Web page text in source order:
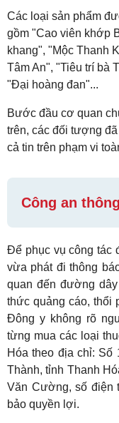
Các loại sản phẩm
gồm "Cao viên khớp
khang", "Mộc Thanh
Tâm An", "Tiêu trí bà
"Đại hoàng đan"...
Bước đầu cơ quan
trên, các đối tượng
cả tin trên phạm vi
Công an
Để phục vụ công tác
vừa phát đi thông
quan đến đường
thức quảng cáo, thổi
Đông y không rõ
từng mua các loại
Hóa theo địa chỉ:
Thành, tỉnh Thanh
Văn Cường, số điện
bảo quyền lợi.